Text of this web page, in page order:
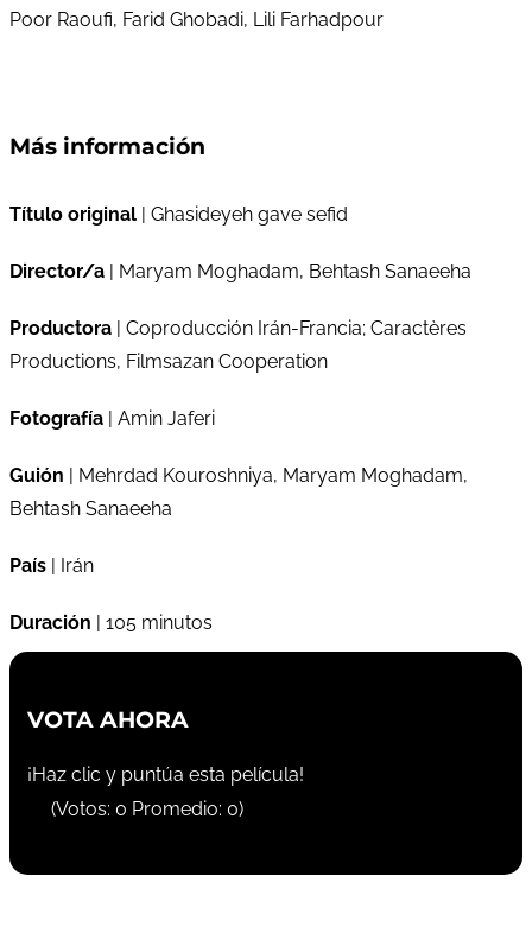
Poor Raoufi, Farid Ghobadi, Lili Farhadpour
Más información
Título original | Ghasideyeh gave sefid
Director/a | Maryam Moghadam, Behtash Sanaeeha
Productora | Coproducción Irán-Francia; Caractères
Productions, Filmsazan Cooperation
Fotografía | Amin Jaferi
Guión | Mehrdad Kouroshniya, Maryam Moghadam,
Behtash Sanaeeha
País | Irán
Duración | 105 minutos
VOTA AHORA
¡Haz clic y puntúa esta película!
(Votos: 0 Promedio: 0)